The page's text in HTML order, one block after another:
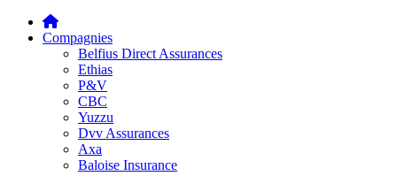
Compagnies
Belfius Direct Assurances
Ethias
P&V
CBC
Yuzzu
Dvv Assurances
Axa
Baloise Insurance